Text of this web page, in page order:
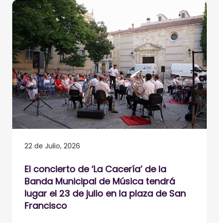
22 de Julio, 2026
El concierto de ‘La Cacería’ de la
Banda Municipal de Música tendrá
lugar el 23 de julio en la plaza de San
Francisco